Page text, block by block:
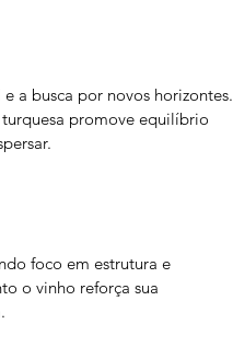
a busca por novos horizontes.
promove equilíbrio
foco em estrutura e
o vinho reforça sua